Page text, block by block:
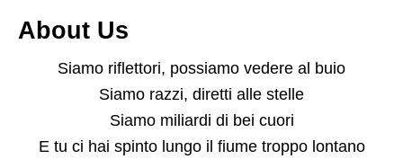
About Us
Siamo riflettori, possiamo vedere al buio
Siamo razzi, diretti alle stelle
Siamo miliardi di bei cuori
E tu ci hai spinto lungo il fiume troppo lontano